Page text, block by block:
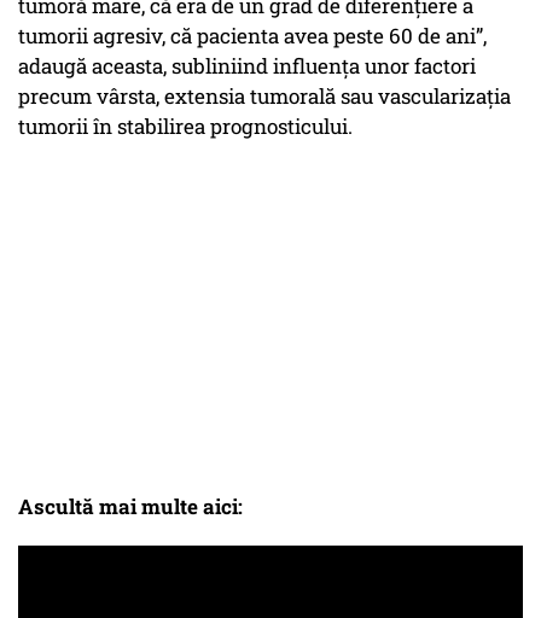
tumoră mare, că era de un grad de diferențiere a
tumorii agresiv, că pacienta avea peste 60 de ani”,
adaugă aceasta, subliniind influența unor factori
precum vârsta, extensia tumorală sau vascularizația
tumorii în stabilirea prognosticului.
Ascultă mai multe aici: